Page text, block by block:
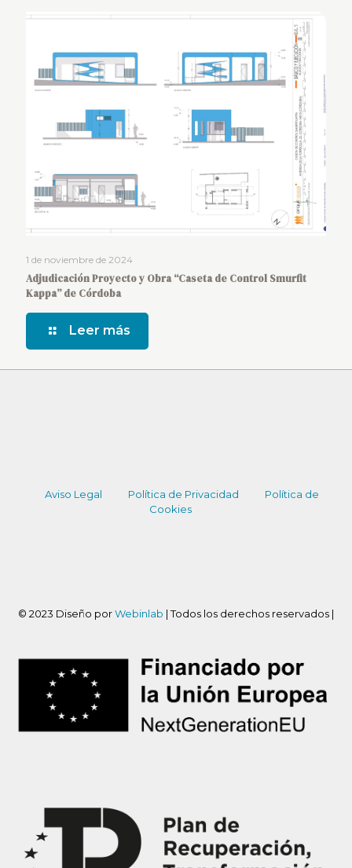
1 de noviembre de 2024
Adjudicación Proyecto y Obra “Caseta de Control Smurfit
Kappa” de Córdoba
Leer más
Aviso Legal Política de Privacidad
Política de
Cookies
© 2023 Diseño porWebinlab | Todos los derechos reservados |